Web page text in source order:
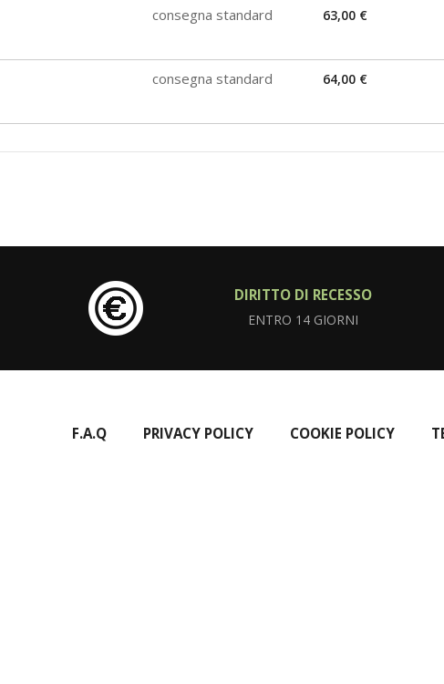
consegna standard 63,00 €
consegna standard 64,00 €
DIRITTO DI RECESSO
ENTRO 14 GIORNI
F.A.Q PRIVACY POLICY COOKIE POLICY